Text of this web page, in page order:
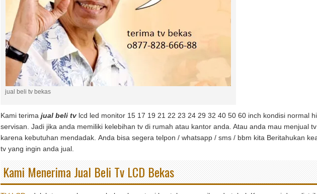
jual beli tv bekas
Kami terima jual beli tvlcd led monitor 15 17 19 21 22 23 24 29 32 40 50 60 inch kondisi normal
servisan. Jadi jika anda memiliki kelebihan tv di rumah atau kantor anda. Atau anda mau menjual
karena kebutuhan mendadak. Anda bisa segera telpon / whatsapp / sms / bbm kita Beritahukan
tv yang ingin anda jual.
Kami Menerima Jual Beli Tv LCD Bekas